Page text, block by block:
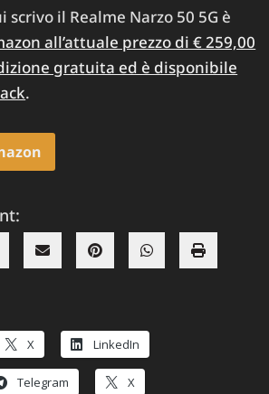
il Realme Narzo 50 5G è
all’attuale prezzo di € 259,00
gratuita ed è disponibile
.
X LinkedIn
Telegram X